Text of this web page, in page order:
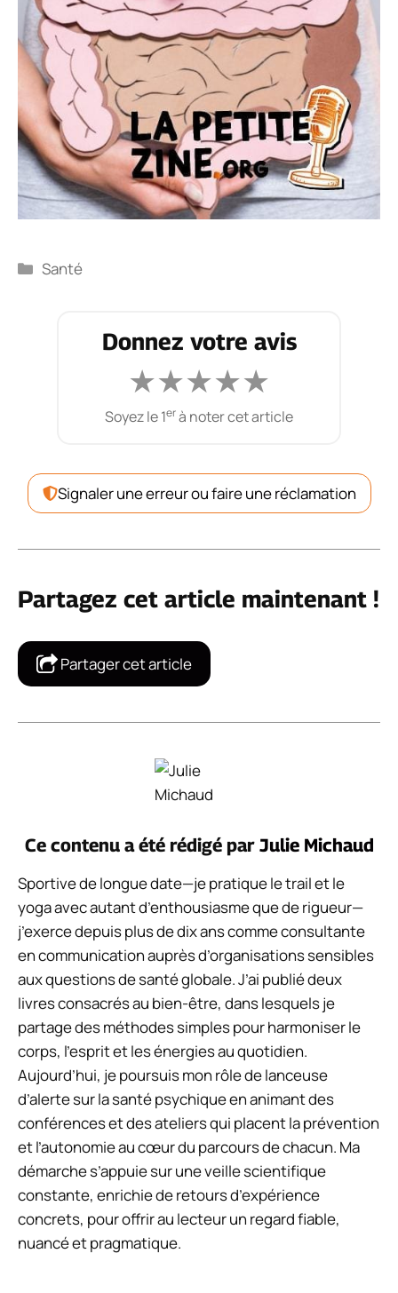
Catégories
Santé
Donnez votre avis
★★★★★
Soyez le 1erà noter cet article
Signaler une erreur ou faire une réclamation
Partagez cet article maintenant !
Partager cet article
Ce contenu a été rédigé par Julie Michaud
Sportive de longue date—je pratique le trail et le
yoga avec autant d’enthousiasme que de rigueur—
j’exerce depuis plus de dix ans comme consultante
en communication auprès d’organisations sensibles
aux questions de santé globale. J’ai publié deux
livres consacrés au bien-être, dans lesquels je
partage des méthodes simples pour harmoniser le
corps, l’esprit et les énergies au quotidien.
Aujourd’hui, je poursuis mon rôle de lanceuse
d’alerte sur la santé psychique en animant des
conférences et des ateliers qui placent la prévention
et l’autonomie au cœur du parcours de chacun. Ma
démarche s’appuie sur une veille scientifique
constante, enrichie de retours d’expérience
concrets, pour offrir au lecteur un regard fiable,
nuancé et pragmatique.